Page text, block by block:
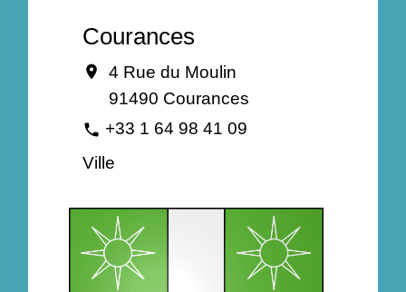
Courances
location_on
4 Rue du Moulin
91490 Courances
phone +33 1 64 98 41 09
Ville